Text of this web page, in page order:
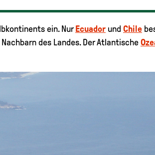
ein. Nur Ecuador und Chile
Nachbarn des Landes. Der Atlantische